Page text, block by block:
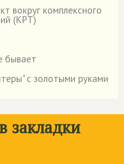
вокруг комплексного
(КРТ)
бывает
с золотыми руками
закладки